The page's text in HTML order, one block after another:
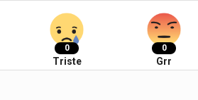
0
Triste
0
Grr